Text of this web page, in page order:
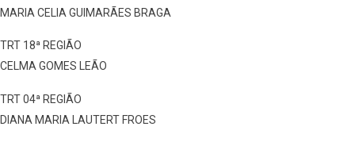
MARIA CELIA GUIMARÃES BRAGA
TRT 18ª REGIÃO
CELMA GOMES LEÃO
TRT 04ª REGIÃO
DIANA MARIA LAUTERT FROES